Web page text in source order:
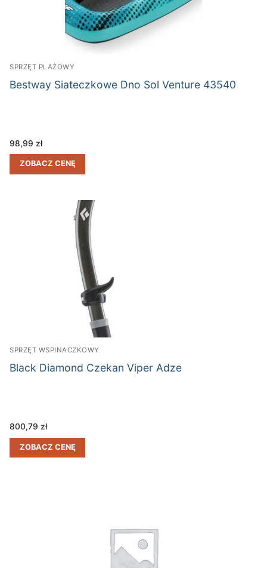
SPRZĘT PLAŻOWY
Bestway Siateczkowe Dno Sol Venture 43540
98,99 zł
ZOBACZ CENĘ
SPRZĘT WSPINACZKOWY
Black Diamond Czekan Viper Adze
800,79 zł
ZOBACZ CENĘ